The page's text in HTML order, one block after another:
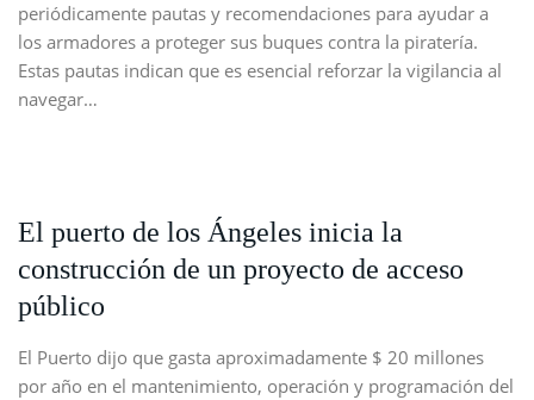
periódicamente pautas y recomendaciones para ayudar a
los armadores a proteger sus buques contra la piratería.
Estas pautas indican que es esencial reforzar la vigilancia al
navegar…
El puerto de los Ángeles inicia la
construcción de un proyecto de acceso
público
El Puerto dijo que gasta aproximadamente $ 20 millones
por año en el mantenimiento, operación y programación del